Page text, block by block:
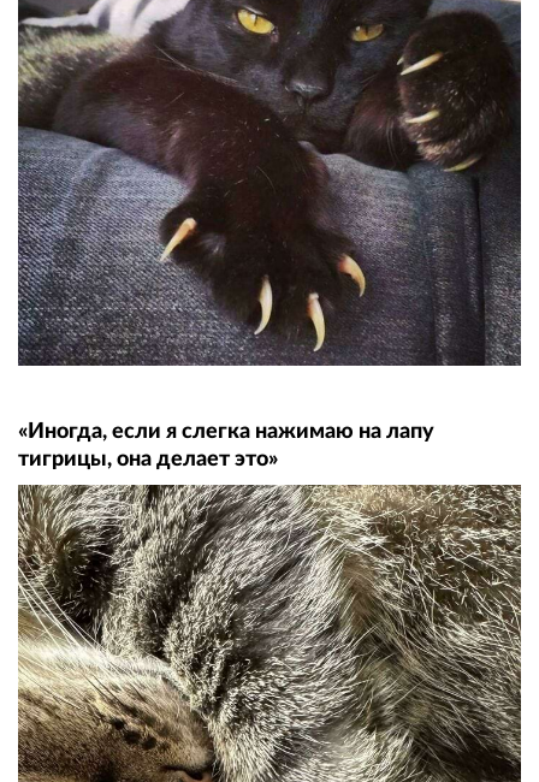
«Иногда, если я слегка нажимаю на лапу
тигрицы, она делает это»